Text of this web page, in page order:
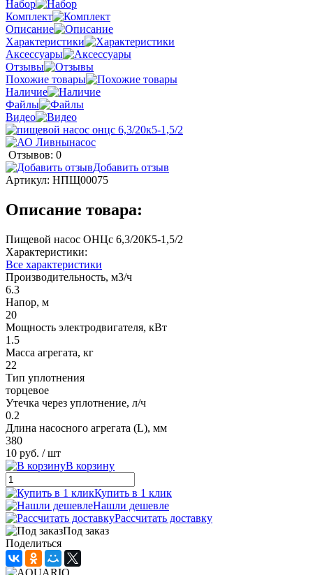
Набор
Комплект
Описание
Характеристики
Аксессуары
Отзывы
Похожие товары
Наличие
Файлы
Видео
Отзывов: 0
Добавить отзыв
Артикул: НПЩ00075
Описание товара:
Пищевой насос ОНЦс 6,3/20К5-1,5/2
Характеристики:
Все характеристики
Производительность, м3/ч
6.3
Напор, м
20
Мощность электродвигателя, кВт
1.5
Масса агрегата, кг
22
Тип уплотнения
торцевое
Утечка через уплотнение, л/ч
0.2
Длина насосного агрегата (L), мм
380
10 руб. / шт
В корзину
Купить в 1 клик
Нашли дешевле
Рассчитать доставку
Под заказ
Поделиться